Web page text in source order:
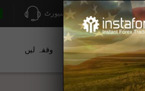
سپورٹ کھولیں
مہمات وقفہ لیں